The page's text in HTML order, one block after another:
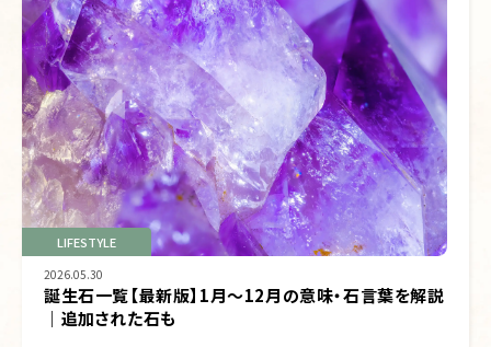
LIFESTYLE
2026.05.30
誕生石一覧【最新版】1月～12月の意味・石言葉を解説
｜追加された石も